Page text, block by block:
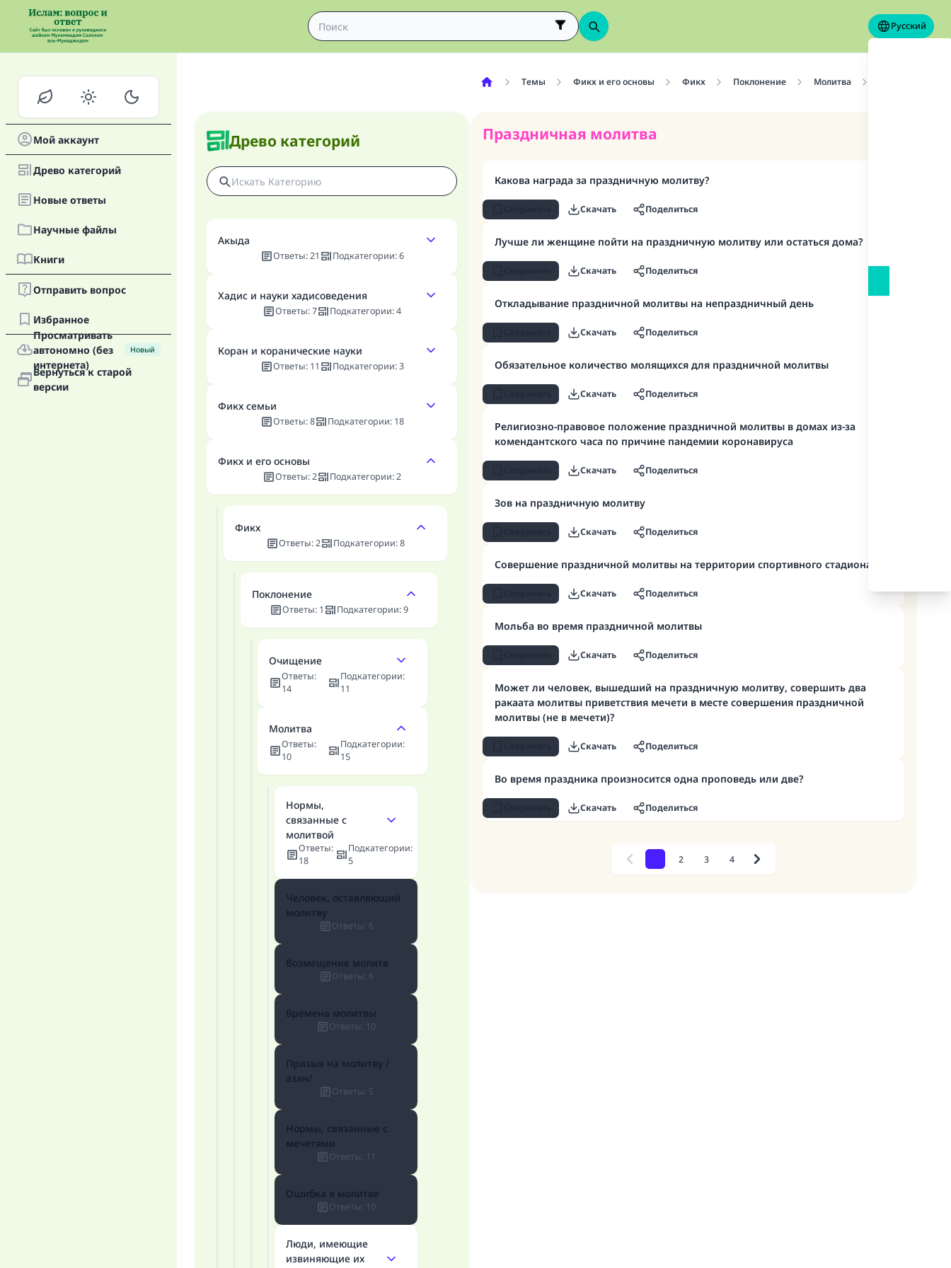
Русский
Мой аккаунт
Древо категорий
Новые oтветы
Научные файлы
Книги
Отправить вопрос
Избранное
Просматривать
автономно (без
интернета)
Новый
Вернуться к старой
версии
Древо категорий
Акыда
Ответы:21 Подкатегории: 6
Хадис и науки хадисоведения
Ответы:7 Подкатегории:4
Коран и коранические науки
Ответы: 11 Подкатегории: 3
Фикх семьи
Ответы:8 Подкатегории: 18
Фикх и его основы
Ответы:2 Подкатегории:2
Фикх
Ответы:2 Подкатегории:8
Поклонение
Ответы: 1 Подкатегории:9
Очищение
Ответы:
14
Подкатегории:
11
Молитва
Ответы:
10
Подкатегории:
15
Нормы,
связанные с
молитвой
Ответы:
18
Подкатегории:
5
Человек, оставляющий
молитву
Ответы : 6
Возмещение молитв
Ответы : 6
Времена молитвы
Ответы : 10
Призыв на молитву /
азан/
Ответы : 5
Нормы, связанные с
мечетями
Ответы : 11
Ошибка в молитве
Ответы : 10
Люди, имеющие
извиняющие их
Темы Фикх и его основы Фикх Поклонение Молитва
Праздничная молитва
Какова награда за праздничную молитву?
Скачать Поделиться
Лучше ли женщине пойти на праздничную молитву или остаться дома?
Скачать Поделиться
Откладывание праздничной молитвы на непраздничный день
Скачать Поделиться
Обязательное количество молящихся для праздничной молитвы
Скачать Поделиться
Религиозно-правовое положение праздничной молитвы в домах из-за
комендантского часа по причине пандемии коронавируса
Скачать Поделиться
Зов на праздничную молитву
Скачать Поделиться
Совершение праздничной молитвы на территории спортивного стадиона
Скачать Поделиться
Мольба во время праздничной молитвы
Скачать Поделиться
Может ли человек, вышедший на праздничную молитву, совершить два
ракаата молитвы приветствия мечети в месте совершения праздничной
молитвы (не в мечети)?
Скачать Поделиться
Во время праздника произносится одна проповедь или две?
Скачать Поделиться
Previous 2 3 4 Next